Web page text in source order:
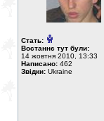
Стать:
Востаннє тут були:
14 жовтня 2010, 13:33
Написано: 462
Звідки: Ukraine